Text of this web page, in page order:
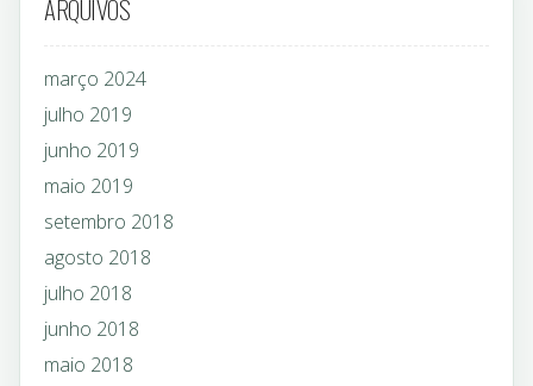
ARQUIVOS
março 2024
julho 2019
junho 2019
maio 2019
setembro 2018
agosto 2018
julho 2018
junho 2018
maio 2018